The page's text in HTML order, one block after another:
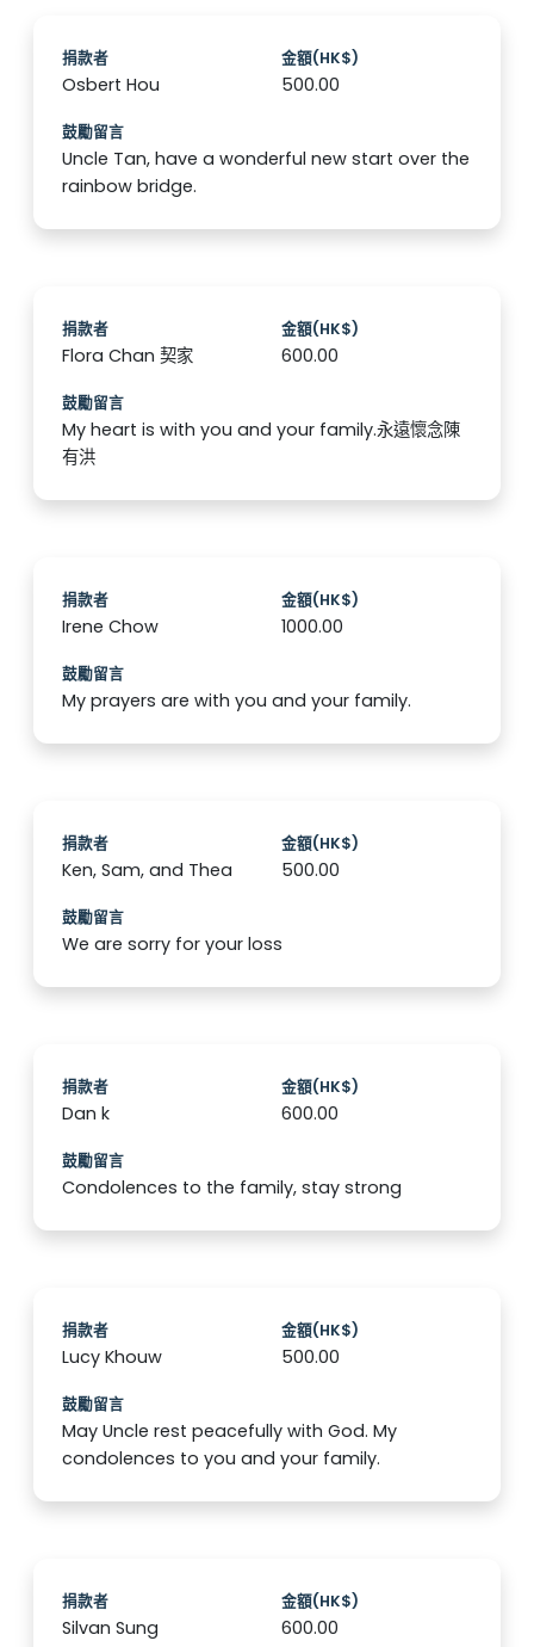
捐款者
Osbert Hou
金額(HK$)
500.00
鼓勵留言
Uncle Tan, have a wonderful new start over the
rainbow bridge.
捐款者
Flora Chan 契家
金額(HK$)
600.00
鼓勵留言
My heart is with you and your family.永遠懷念陳
有洪
捐款者
Irene Chow
金額(HK$)
1000.00
鼓勵留言
My prayers are with you and your family.
捐款者
Ken, Sam, and Thea
金額(HK$)
500.00
鼓勵留言
We are sorry for your loss
捐款者
Dan k
金額(HK$)
600.00
鼓勵留言
Condolences to the family, stay strong
捐款者
Lucy Khouw
金額(HK$)
500.00
鼓勵留言
May Uncle rest peacefully with God. My
condolences to you and your family.
捐款者
Silvan Sung
金額(HK$)
600.00